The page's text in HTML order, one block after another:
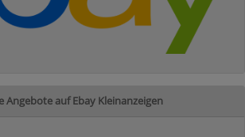
Angebote auf Ebay Kleinanzeigen